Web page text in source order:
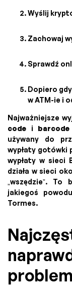
Wyślij
Zachowaj
Sprawdź
Dopiero
w ATM-ie i
Najważniejsze
code i barcode
używany do
wypłaty gotówki
wypłaty w
działa w sieci
„wszędzie”.
jakiegoś
Tormes.